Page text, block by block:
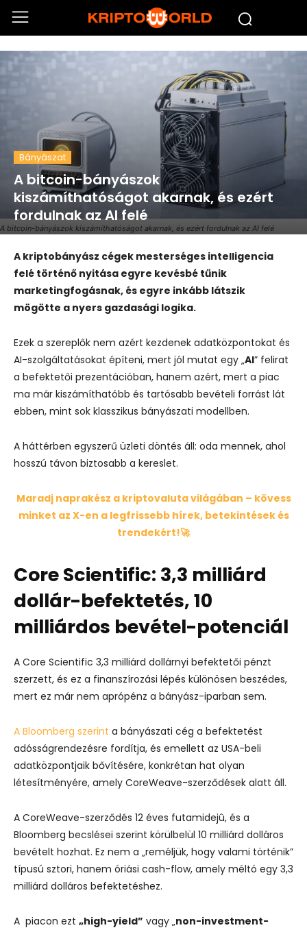
A bitcoin-bányászok kiszámíthatóságot akarnak, és ezért fordulnak az AI felé
Bányászat
A bitcoin-bányászok
kiszámíthatóságot akarnak, és ezért
fordulnak az AI felé
A kriptobányász cégek mesterséges intelligencia
felé történő nyitása egyre kevésbé tűnik
marketingfogásnak, és egyre inkább látszik
mögötte a nyers gazdasági logika.
Ezek a szereplők nem azért kezdenek adatközpontokat és
AI-szolgáltatásokat építeni, mert jól mutat egy „AI” felirat
a befektetői prezentációban, hanem azért, mert a piac
ma már kiszámíthatóbb és tartósabb bevételi forrást lát
ebben, mint sok klasszikus bányászati modellben.
A háttérben egyszerű üzleti döntés áll: oda mennek, ahol
hosszú távon biztosabb a kereslet.
Maradj naprakész a kriptovaluta világában – kövess
minket az X-en a legfrissebb hírek, betekintések és
trendekért!🚀
Core Scientific: 3,3 milliárd
dollár-befektetés, 10
milliárdos bevétel-potenciál
A Core Scientific 3,3 milliárd dollárnyi befektetői pénzt
szerzett, és ez a finanszírozási lépés különösen beszédes,
mert ez már nem aprópénz a bányász-iparban sem.
A Bloomberg szerint a bányászati cég a befektetést
adósságrendezésre fordítja, és emellett az USA-beli
adatközpontjaik bővítésére, konkrétan hat olyan
létesítményére, amely CoreWeave-szerződések alatt áll.
A CoreWeave-szerződés 12 éves futamidejû, és a
Bloomberg becslései szerint körülbelül 10 milliárd dolláros
bevételt hozhat. Ez nem a „reméljük, hogy valami történik”
típusú sztori, hanem óriási cash-flow, amely méltó egy 3,3
milliárd dolláros befektetéshez.
A piacon ezt „high-yield” vagy „non-investment-